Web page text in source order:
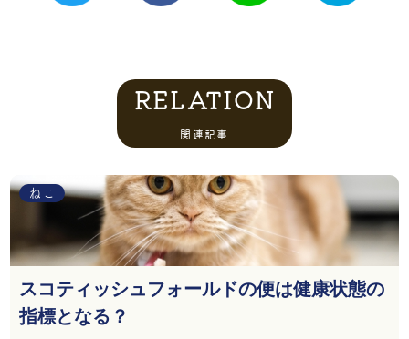
RELATION
関連記事
ねこ
スコティッシュフォールドの便は健康状態の
指標となる？